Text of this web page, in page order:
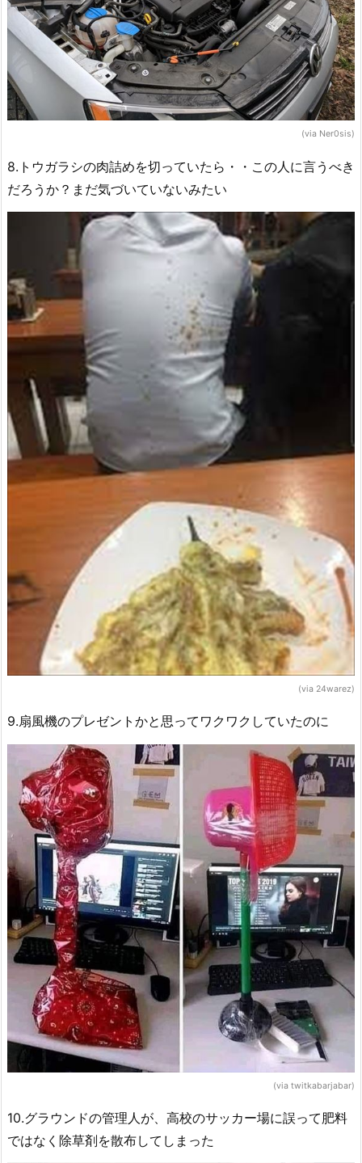
(via Ner0sis)
8.トウガラシの肉詰めを切っていたら・・この人に言うべき
だろうか？まだ気づいていないみたい
(via 24warez)
9.扇風機のプレゼントかと思ってワクワクしていたのに
(via twitkabarjabar)
10.グラウンドの管理人が、高校のサッカー場に誤って肥料
ではなく除草剤を散布してしまった